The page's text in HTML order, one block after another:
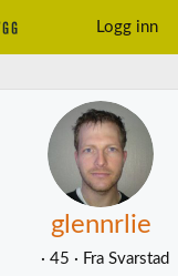
Logg inn
glennrlie
· 45 · Fra Svarstad